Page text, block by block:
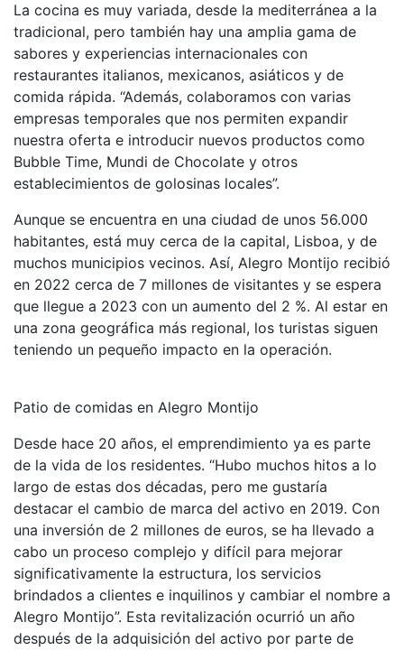
La cocina es muy variada, desde la mediterránea a la
tradicional, pero también hay una amplia gama de
sabores y experiencias internacionales con
restaurantes italianos, mexicanos, asiáticos y de
comida rápida. “Además, colaboramos con varias
empresas temporales que nos permiten expandir
nuestra oferta e introducir nuevos productos como
Bubble Time, Mundi de Chocolate y otros
establecimientos de golosinas locales”.
Aunque se encuentra en una ciudad de unos 56.000
habitantes, está muy cerca de la capital, Lisboa, y de
muchos municipios vecinos. Así, Alegro Montijo recibió
en 2022 cerca de 7 millones de visitantes y se espera
que llegue a 2023 con un aumento del 2 %. Al estar en
una zona geográfica más regional, los turistas siguen
teniendo un pequeño impacto en la operación.
Patio de comidas en Alegro Montijo
Desde hace 20 años, el emprendimiento ya es parte
de la vida de los residentes. “Hubo muchos hitos a lo
largo de estas dos décadas, pero me gustaría
destacar el cambio de marca del activo en 2019. Con
una inversión de 2 millones de euros, se ha llevado a
cabo un proceso complejo y difícil para mejorar
significativamente la estructura, los servicios
brindados a clientes e inquilinos y cambiar el nombre a
Alegro Montijo”. Esta revitalización ocurrió un año
después de la adquisición del activo por parte de